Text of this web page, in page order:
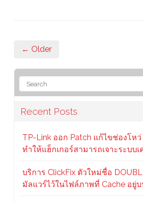
← Older
Recent Posts
TP-Link ออก Patch แก้ไขช่องโห
ทำให้แฮ็กเกอร์สามารถเจาะระบบ
บริการ ClickFix ตัวใหม่ชื่อ
มัลแวร์ไว้ในไฟล์ภาพที่ Cache อยู่บ